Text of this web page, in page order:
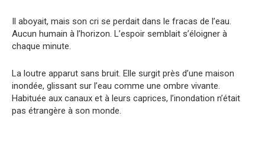
Il aboyait, mais son cri se perdait dans le fracas de l’eau.
Aucun humain à l’horizon. L’espoir semblait s’éloigner à
chaque minute.
La loutre apparut sans bruit. Elle surgit près d’une maison
inondée, glissant sur l’eau comme une ombre vivante.
Habituée aux canaux et à leurs caprices, l’inondation n’était
pas étrangère à son monde.